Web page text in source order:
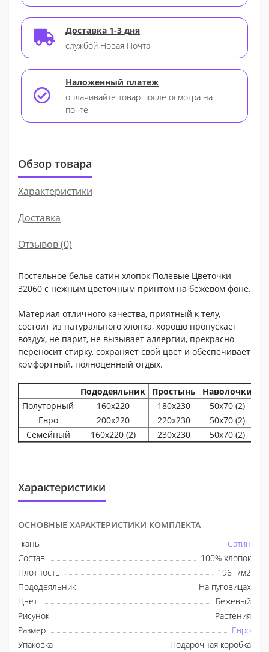
Доставка 1-3 дня
службой Новая Почта
Наложенный платеж
оплачивайте товар после осмотра на
почте
Обзор товара
Характеристики
Доставка
Отзывов (0)
Постельное белье сатин хлопок Полевые Цветочки
32060 с нежным цветочным принтом на бежевом фоне.
Материал отличного качества, приятный к телу,
состоит из натурального хлопка, хорошо пропускает
воздух, не парит, не вызывает аллергии, прекрасно
переносит стирку, сохраняет свой цвет и обеспечивает
комфортный, полноценный отдых.
Пододеяльник Простынь
Наволочки
Полуторный
160х220 180х230
50x70 (2)
Евро
200х220 220х230
50x70 (2)
Семейный
160х220 (2) 230х230 50x70 (2)
Характеристики
ОСНОВНЫЕ ХАРАКТЕРИСТИКИ КОМПЛЕКТА
Ткань
Сатин
Состав
100% хлопок
Плотность
196 г/м2
Пододеяльник
На пуговицах
Цвет
Бежевый
Рисунок
Растения
Размер
Евро
Упаковка
Подарочная коробка